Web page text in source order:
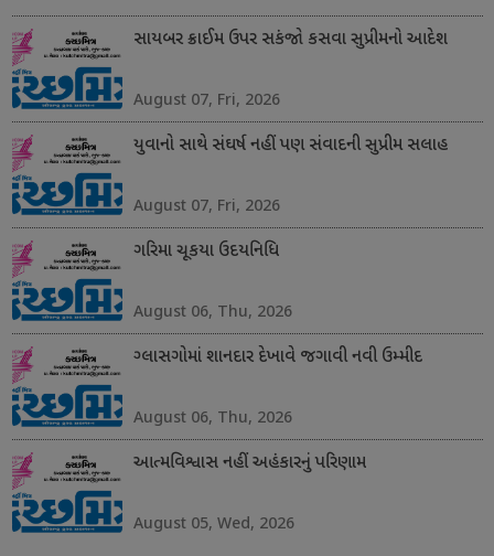
સાયબર ક્રાઈમ ઉપર સકંજો કસવા સુપ્રીમનો આદેશ
August 07, Fri, 2026
યુવાનો સાથે સંઘર્ષ નહીં પણ સંવાદની સુપ્રીમ સલાહ
August 07, Fri, 2026
ગરિમા ચૂકયા ઉદયનિધિ
August 06, Thu, 2026
ગ્લાસગોમાં શાનદાર દેખાવે જગાવી નવી ઉમ્મીદ
August 06, Thu, 2026
આત્મવિશ્વાસ નહીં અહંકારનું પરિણામ
August 05, Wed, 2026